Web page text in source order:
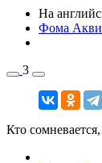
На
Фома
3
Кто